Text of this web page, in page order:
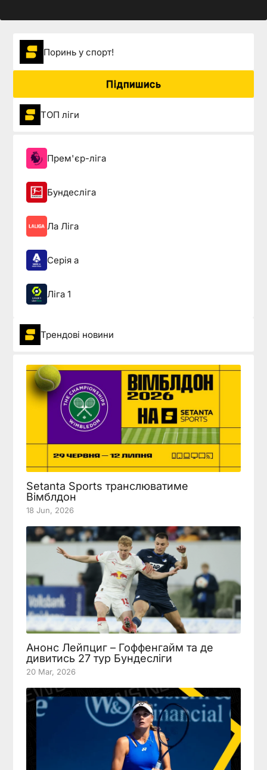
Поринь у спорт!
Підпишись
ТОП ліги
Прем'єр-ліга
Бундесліга
Ла Ліга
Серія а
Ліга 1
Трендові новини
Setanta Sports транслюватиме
Вімблдон
18 Jun, 2026
Анонс Лейпциг – Гоффенгайм та де
дивитись 27 тур Бундесліги
20 Mar, 2026